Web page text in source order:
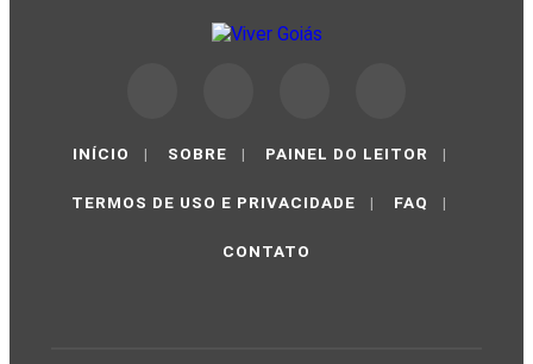
INÍCIO | SOBRE | PAINEL DO LEITOR |
TERMOS DE USO E PRIVACIDADE | FAQ |
CONTATO